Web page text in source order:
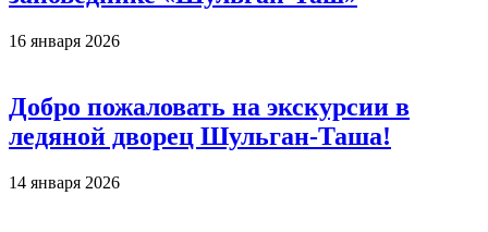
16 января 2026
Добро пожаловать на экскурсии в
ледяной дворец Шульган-Таша!
14 января 2026